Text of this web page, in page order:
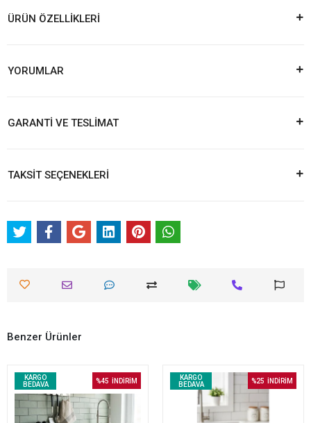
ÜRÜN ÖZELLİKLERİ
YORUMLAR
GARANTİ VE TESLİMAT
TAKSİT SEÇENEKLERİ
Benzer Ürünler
KARGO
BEDAVA
%45 İNDİRİM
KARGO
BEDAVA
%25 İNDİRİM